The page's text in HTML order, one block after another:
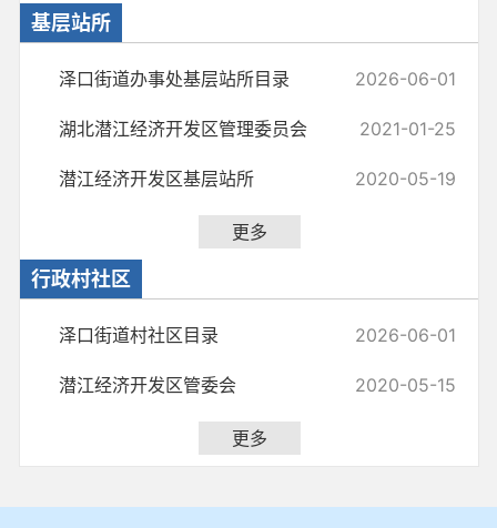
基层站所
泽口街道办事处基层站所目录 2026-06-01
湖北潜江经济开发区管理委员会 2021-01-25
潜江经济开发区基层站所 2020-05-19
更多
行政村社区
泽口街道村社区目录 2026-06-01
潜江经济开发区管委会 2020-05-15
更多